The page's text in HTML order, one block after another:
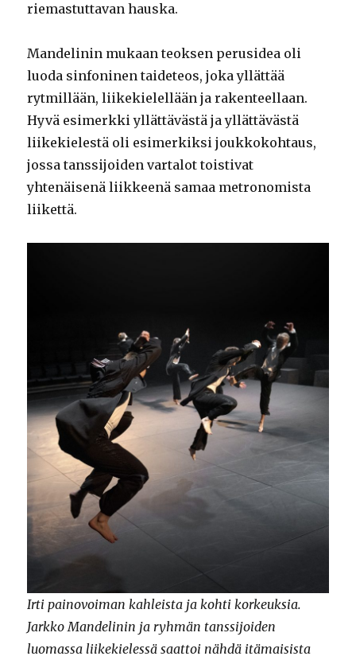
riemastuttavan hauska.
Mandelinin mukaan teoksen perusidea oli
luoda sinfoninen taideteos, joka yllättää
rytmillään, liikekielellään ja rakenteellaan.
Hyvä esimerkki yllättävästä ja yllättävästä
liikekielestä oli esimerkiksi joukkokohtaus,
jossa tanssijoiden vartalot toistivat
yhtenäisenä liikkeenä samaa metronomista
liikettä.
Irti painovoiman kahleista ja kohti korkeuksia.
Jarkko Mandelinin ja ryhmän tanssijoiden
luomassa liikekielessä saattoi nähdä itämaisista